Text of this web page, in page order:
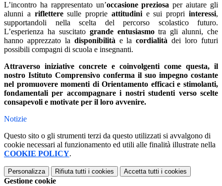
L’incontro ha rappresentato un’occasione preziosa per aiutare gli
alunni a rifletteresulle proprie attitudini e sui propriinteressi,
supportandoli nella scelta del percorso scolastico futuro.
L’esperienza ha suscitatogrande entusiasmotra gli alunni, che
hanno apprezzato la disponibilità e lacordialità dei loro futuri
possibili compagni di scuola e insegnanti.
Attraverso iniziative concrete e coinvolgenti come questa, il
nostro Istituto Comprensivo conferma il suo impegno costante
nel promuovere momenti di Orientamento efficaci e stimolanti,
fondamentali per accompagnare i nostri studenti verso scelte
consapevoli e motivate per il loro avvenire.
Notizie
Questo sito o gli strumenti terzi da questo utilizzati si avvalgono di
cookie necessari al funzionamento ed utili alle finalità illustrate nella
COOKIE POLICY.
Personalizza Rifiuta tutti i cookies Accetta tutti i cookies
Gestione cookie